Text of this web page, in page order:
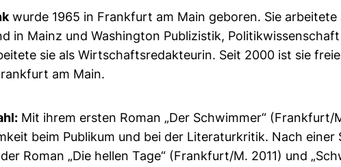
wurde 1965 in Frankfurt am Main geboren. Sie
in Mainz und Washington Publizistik,
sie als Wirtschaftsredakteurin. Seit 2000 ist sie
am Main.
Mit ihrem ersten Roman „Der Schwimmer“ (Frankfurt/
beim Publikum und bei der Literaturkritik. Nach einer
Roman „Die hellen Tage“ (Frankfurt/M. 2011) und